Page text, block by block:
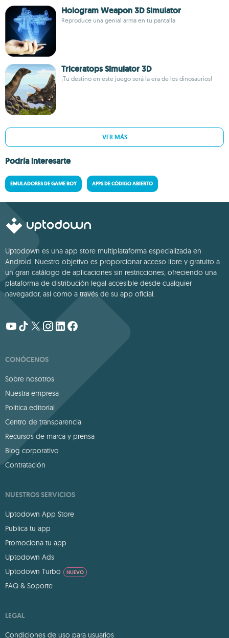
Hologram Weapon 3D Simulator
Reproduce una genial arma en tu pantalla
Triceratops Simulator 3D
¡Tu destino en este juego será la era de los dinosaurios!
VER MÁS
Podría interesarte
EMULADORES DE GAME BOY APPS DE CÓDIGO ABIERTO
Uptodown es una app store multiplataforma especializada en
Android. Nuestro objetivo es proporcionar acceso libre y gratuito a
un gran catálogo de aplicaciones sin restricciones, ofreciendo una
plataforma de distribución legal accesible desde cualquier
navegador, así como a través de su app oficial.
CONÓCENOS
Sobre nosotros
Nuestra empresa
Política editorial
Centro de transparencia
Recursos de marca y prensa
Blog corporativo
Contratación
NUESTROS SERVICIOS
Uptodown App Store
Publica tu app
Promociona tu app
Uptodown Ads
Uptodown Turbo
NUEVO
FAQ & Soporte
LEGAL
Condiciones de uso para usuarios